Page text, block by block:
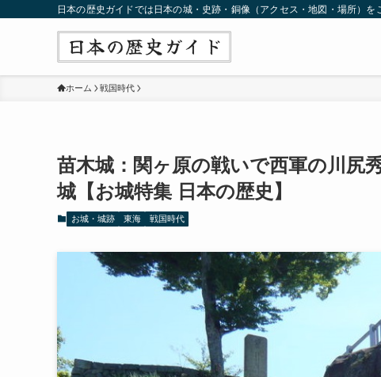
日本の歴史ガイドでは日本の城・史跡・銅像（アクセス・地図・場所）
ホーム 戦国時代
苗木城：関ヶ原の戦いで西軍の川尻
城【お城特集 日本の歴史】
お城・城跡 東海 戦国時代